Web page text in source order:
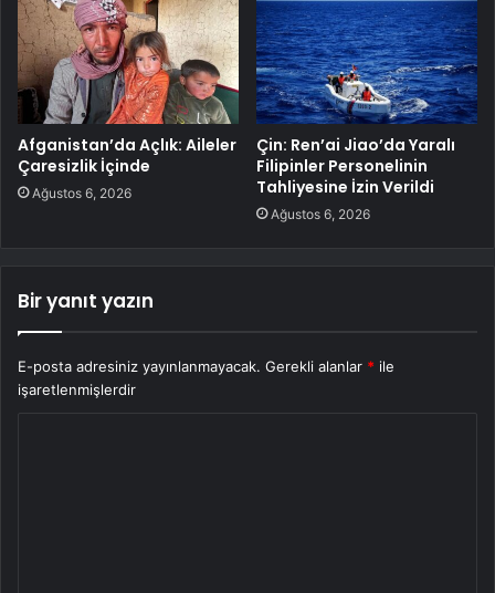
Afganistan’da Açlık: Aileler
Çaresizlik İçinde
Ağustos 6, 2026
Çin: Ren’ai Jiao’da Yaralı
Filipinler Personelinin
Tahliyesine İzin Verildi
Ağustos 6, 2026
Bir yanıt yazın
E-posta adresiniz yayınlanmayacak. Gerekli alanlar * ile
işaretlenmişlerdir